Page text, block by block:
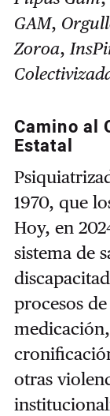
GAM,
Zoroa,
Camino al
Estatal
1970, que
Hoy, en
sistema de
procesos
otras